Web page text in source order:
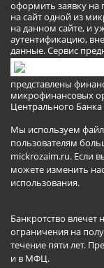
оформить заявку на
на сайт одной из
на данном сайте, и
аутентификацию,
данные. Сервис
представлены
микрофинансовых
Центрального
Мы используем
пользователям
mickrozaim.ru. Если
можете изменить
использования.
Банкротство влечет
ограничения на
течение пяти лет.
и в МФЦ.